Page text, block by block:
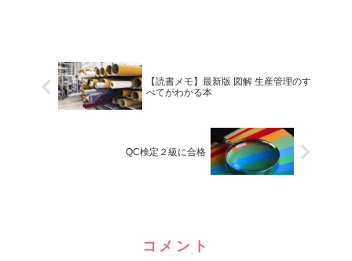
【読書メモ】最新版 図解 生産管理のす
べてがわかる本
QC検定２級に合格
コメント